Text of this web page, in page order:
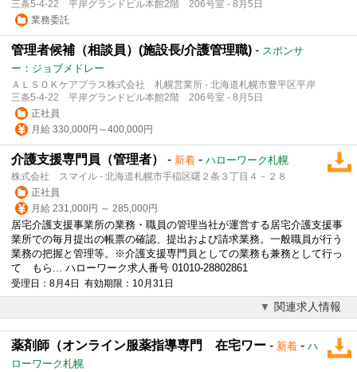
三条5-4-22 平岸グランドビル本館2階 206号室 - 8月5日
業務委託
管理者候補（相談員）(施設長/介護管理職) - スポンサ
ー：ジョブメドレー
ＡＬＳＯＫケアプラス株式会社 札幌営業所 - 北海道札幌市豊平区平岸
三条5-4-22 平岸グランドビル本館2階 206号室 - 8月5日
正社員
月給 330,000円～400,000円
介護支援専門員（管理者） - 新着 - ハローワーク札幌
株式会社 スマイル - 北海道札幌市手稲区曙２条３丁目４－２８
正社員
月給 231,000円 ～ 285,000円
居宅介護支援事業所の業務・職員の管理当社が運営する居宅介護支援事
業所での毎月提出の帳票の確認、提出および請求業務。一般職員が行う
業務の把握と管理等。※介護支援専門員としての業務も兼務として行っ
て もら... ハローワーク求人番号 01010-28802861
受理日：8月4日 有効期限：10月31日
関連求人情報
薬剤師（オンライン服薬指導専門 在宅ワー - 新着 - ハ
ローワーク札幌